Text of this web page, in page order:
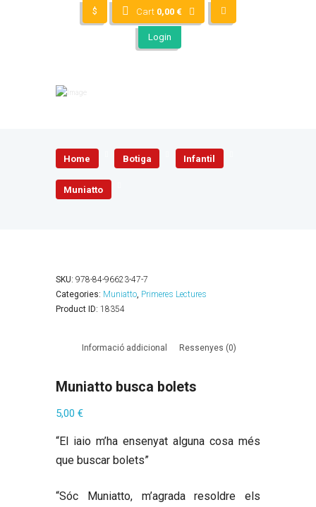
$ Cart 0,00 €
Login
Home Botiga Infantil
Muniatto
SKU: 978-84-96623-47-7
Categories: Muniatto, Primeres Lectures
Product ID: 18354
Informació addicional Ressenyes (0)
Muniatto busca bolets
5,00 €
“El iaio m’ha ensenyat alguna cosa més
que buscar bolets”
“Sóc Muniatto, m’agrada resoldre els